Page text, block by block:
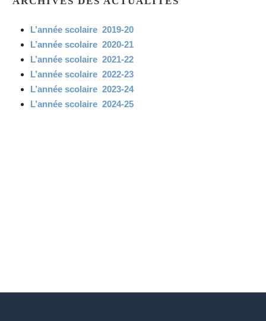
L’année scolaire 2019-20
L’année scolaire 2020-21
L’année scolaire 2021-22
L’année scolaire 2022-23
L’année scolaire 2023-24
L’année scolaire 2024-25